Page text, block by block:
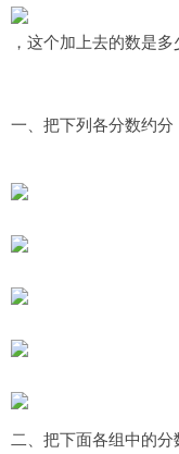
，这个加上去的数是多
一、把下列各分数约分
二、把下面各组中的分